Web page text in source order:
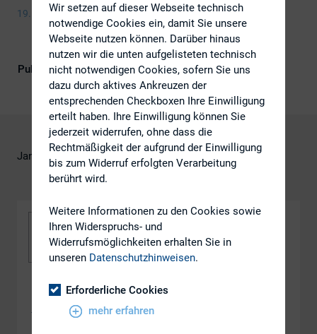
19. Mai 2009
Publikationsform DIRK-Publikationen
Jan C. Küster, EquityStory AG
DOWNLOAD
ws_1.2_i
Wir setzen auf dieser Webseite technisch
notwendige Cookies ein, damit Sie unsere
Webseite nutzen können. Darüber hinaus
nutzen wir die unten aufgelisteten technisch
nicht notwendigen Cookies, sofern Sie uns
dazu durch aktives Ankreuzen der
entsprechenden Checkboxen Ihre Einwilligung
erteilt haben. Ihre Einwilligung können Sie
jederzeit widerrufen, ohne dass die
Rechtmäßigkeit der aufgrund der Einwilligung
bis zum Widerruf erfolgten Verarbeitung
berührt wird.
Weitere Informationen zu den Cookies sowie
Ihren Widerspruchs- und
Widerrufsmöglichkeiten erhalten Sie in
unseren Datenschutzhinweisen.
Erforderliche Cookies
mehr erfahren